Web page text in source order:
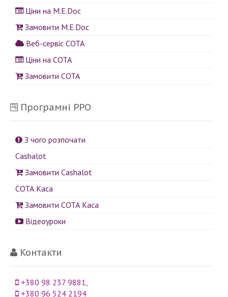
Ціни на M.E.Doc
Замовити M.E.Doc
Веб-сервіс СОТА
Ціни на СОТА
Замовити СОТА
Програмні РРО
З чого розпочати
Cashalot
Замовити Cashalot
СОТА Каса
Замовити СОТА Каса
Відеоуроки
Контакти
+380 98 237 9881,
+380 96 524 2194